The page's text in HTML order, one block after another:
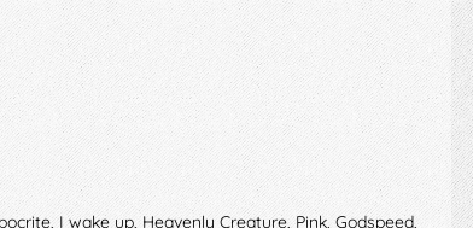
I wake up, Heavenly Creature, Pink, Godspeed,